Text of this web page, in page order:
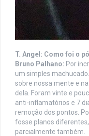
T. Angel: Como foi o
Bruno Palhano: Por
um simples
sobre nossa mente e
dela. Foram vinte e
anti-inflamatórios e 7
remoção dos pontos.
fosse planos
parcialmente também.